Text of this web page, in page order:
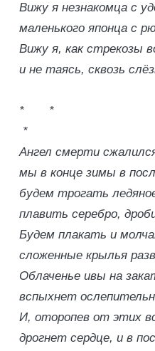
Вижу я незнакомца с
маленького японца с
Вижу я, как стрекозы
и не таясь, сквозь
* *
*
Ангел смерти
мы в конце зимы в
будем трогать
плавить серебро,
Будем плакать и
сложенные крылья
Облаченье ивы на
вспыхнет
И, оторопев от этих
дрогнет сердце, и в